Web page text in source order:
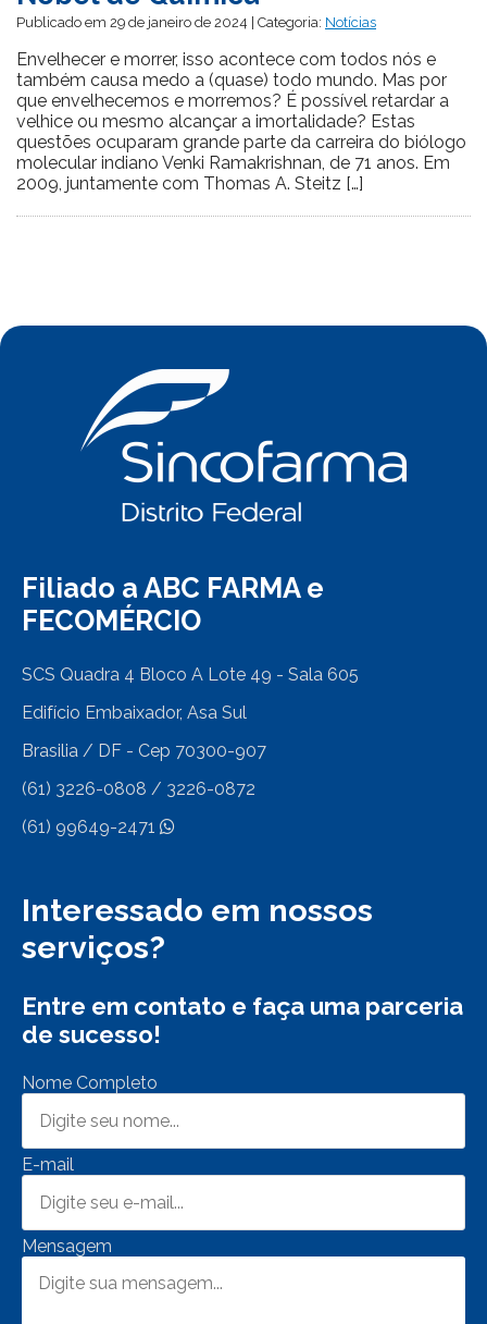
Publicado em 29 de janeiro de 2024 | Categoria: Notícias
Envelhecer e morrer, isso acontece com todos nós e
também causa medo a (quase) todo mundo. Mas por
que envelhecemos e morremos? É possível retardar a
velhice ou mesmo alcançar a imortalidade? Estas
questões ocuparam grande parte da carreira do biólogo
molecular indiano Venki Ramakrishnan, de 71 anos. Em
2009, juntamente com Thomas A. Steitz […]
Filiado a ABC FARMA e
FECOMÉRCIO
SCS Quadra 4 Bloco A Lote 49 - Sala 605
Edifício Embaixador, Asa Sul
Brasilia / DF - Cep 70300-907
(61) 3226-0808 / 3226-0872
(61) 99649-2471
Interessado em nossos
serviços?
Entre em contato e faça uma parceria
de sucesso!
Nome Completo
E-mail
Mensagem